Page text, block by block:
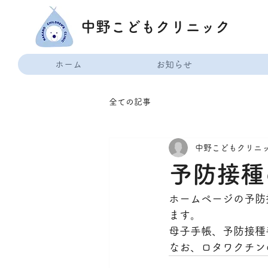
中野こどもクリニック
ホーム お知らせ
全ての記事
予防接
中野こどもクリニ
ホームページの予
ます。
母子手帳、予防接
なお、ロタワクチ